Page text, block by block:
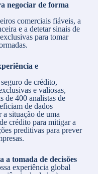
negociar de forma
comerciais fiáveis, a
e a detetar sinais de
para tomar
e
de crédito,
e valiosas,
de 400 analistas de
de dados
situação de uma
crédito para mitigar a
preditivas para prever
a tomada de decisões
experiência global